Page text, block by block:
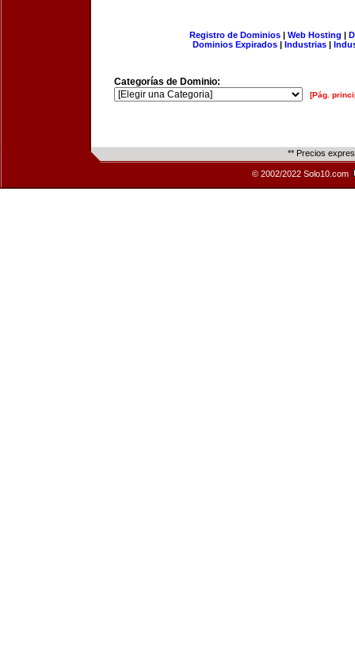
Registro de Dominios| Web Hosting |
Dominios Expirados | Industrias |
Categorías de Dominio:
[Pág.
** Precios
© 2002/2022 Solo10.com